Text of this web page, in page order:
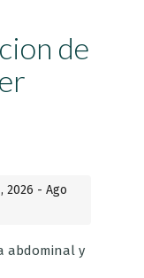
de
2026 - Ago
abdominal y